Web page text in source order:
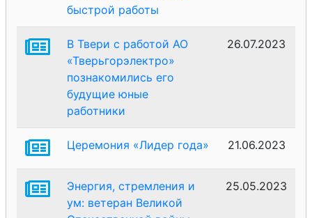
быстрой работы
В Твери с работой АО
«Тверьгорэлектро»
познакомились его
будущие юные
работники
26.07.2023
Церемония «Лидер года» 21.06.2023
Энергия, стремления и
ум: ветеран Великой
25.05.2023